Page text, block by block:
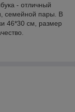
- отличный
семейной пары. В
46*30 см, размер